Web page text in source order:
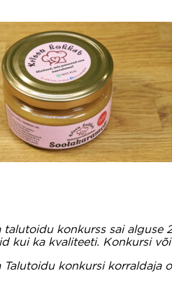
talutoidu konkurss sai alguse
kui ka kvaliteeti. Konkursi
Talutoidu konkursi korraldaja